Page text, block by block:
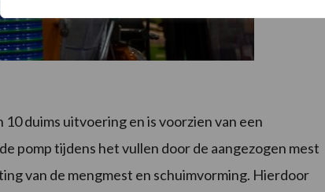
duims uitvoering en is voorzien van een
pomp tijdens het vullen door de aangezogen mest
van de mengmest en schuimvorming. Hierdoor